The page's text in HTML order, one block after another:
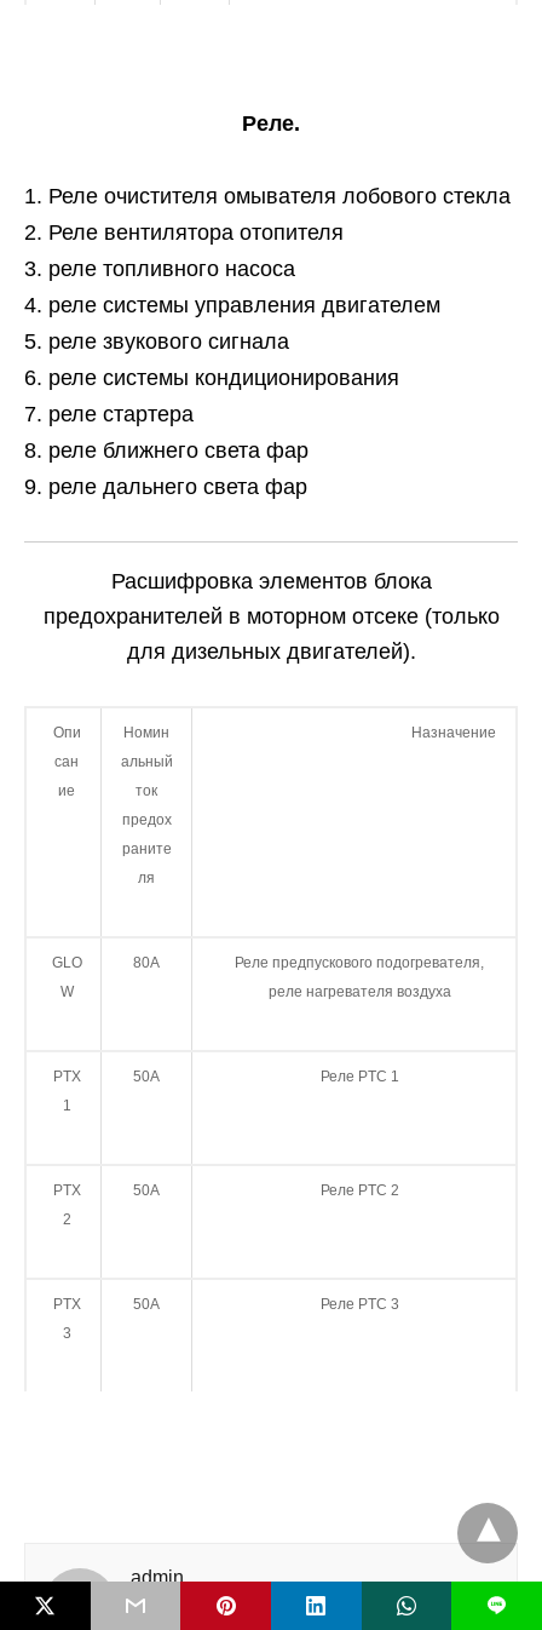
Реле.
Реле очистителя омывателя лобового стекла
Реле вентилятора отопителя
реле топливного насоса
реле системы управления двигателем
реле звукового сигнала
реле системы кондиционирования
реле стартера
реле ближнего света фар
реле дальнего света фар
Расшифровка элементов блока
предохранителей в моторном отсеке (только
для дизельных двигателей).
Опи
сан
ие
Номин
альный
ток
предох
раните
ля
Назначение
GLO
W
80A
Реле предпускового подогревателя,
реле нагревателя воздуха
PTX
1
50A Реле PTC 1
PTX
2
50A Реле PTC 2
PTX
3
50A Реле PTC 3
admin
L